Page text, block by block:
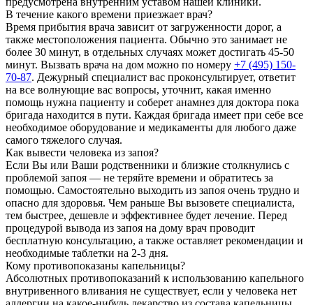
В течение какого времени приезжает врач?
Время прибытия врача зависит от загруженности дорог, а
также местоположения пациента. Обычно это занимает не
более 30 минут, в отдельных случаях может достигать 45-50
минут. Вызвать врача на дом можно по номеру +7 (495) 150-
70-87. Дежурный специалист вас проконсультирует, ответит
на все волнующие вас вопросы, уточнит, какая именно
помощь нужна пациенту и соберет анамнез для доктора пока
бригада находится в пути. Каждая бригада имеет при себе все
необходимое оборудование и медикаменты для любого даже
самого тяжелого случая.
Как вывести человека из запоя?
Если Вы или Ваши родственники и близкие столкнулись с
проблемой запоя — не теряйте времени и обратитесь за
помощью. Самостоятельно выходить из запоя очень трудно и
опасно для здоровья. Чем раньше Вы вызовете специалиста,
тем быстрее, дешевле и эффективнее будет лечение. Перед
процедурой вывода из запоя на дому врач проводит
бесплатную консультацию, а также оставляет рекомендации и
необходимые таблетки на 2-3 дня.
Кому противопоказаны капельницы?
Абсолютных противопоказаний к использованию капельного
внутривенного вливания не существует, если у человека нет